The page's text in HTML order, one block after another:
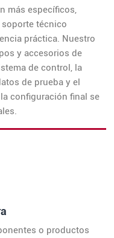
más específicos,
técnico
práctica. Nuestro
y accesorios de
de control, la
de prueba y el
configuración final se
o productos